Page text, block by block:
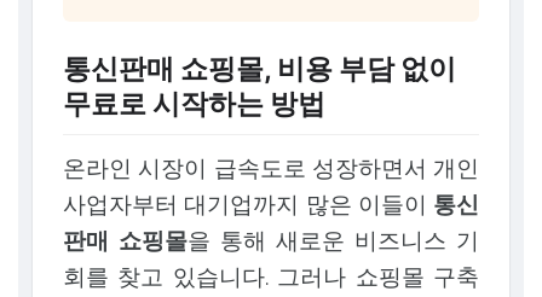
통신판매 쇼핑몰, 비용 부담 없이
무료로 시작하는 방법
온라인 시장이 급속도로 성장하면서 개인
사업자부터 대기업까지 많은 이들이 통신
판매 쇼핑몰을 통해 새로운 비즈니스 기
회를 찾고 있습니다. 그러나 쇼핑몰 구축